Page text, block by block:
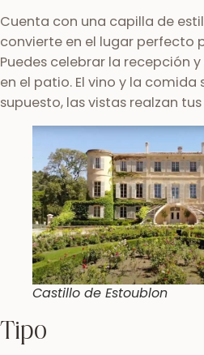
Cuenta con una capilla de
convierte en el lugar perfecto
Puedes celebrar la recepción
en el patio. El vino y la comida
supuesto, las vistas realzan
Castillo de Estoublon
Tipo